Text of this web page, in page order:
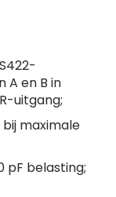
A en B in
uitgang;
bij maximale
pF belasting;